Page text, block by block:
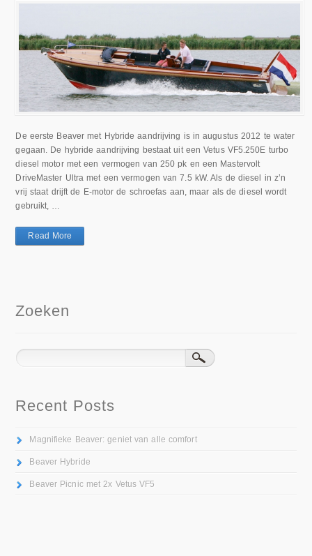
De eerste Beaver met Hybride aandrijving is in augustus 2012 te water
gegaan. De hybride aandrijving bestaat uit een Vetus VF5.250E turbo
diesel motor met een vermogen van 250 pk en een Mastervolt
DriveMaster Ultra met een vermogen van 7.5 kW. Als de diesel in z’n
vrij staat drijft de E-motor de schroefas aan, maar als de diesel wordt
gebruikt, …
Read More
Zoeken
Recent Posts
Magnifieke Beaver: geniet van alle comfort
Beaver Hybride
Beaver Picnic met 2x Vetus VF5